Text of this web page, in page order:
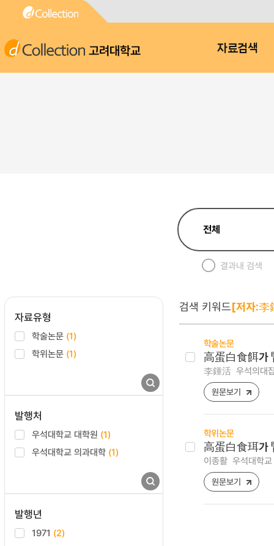
고려대학교 자료검색
결과내 검색
자료유형
학술논문 (1)
학위논문 (1)
발행처
우석대학교 대학원 (1)
우석대학교 의과대학 (1)
발행년
1971 (2)
검색 키워드[저자:李
학술논문
高蛋白食餌가
李鍾活 우석의대
원문보기
학위논문
高蛋白食珥가
이종활 우석대학
원문보기